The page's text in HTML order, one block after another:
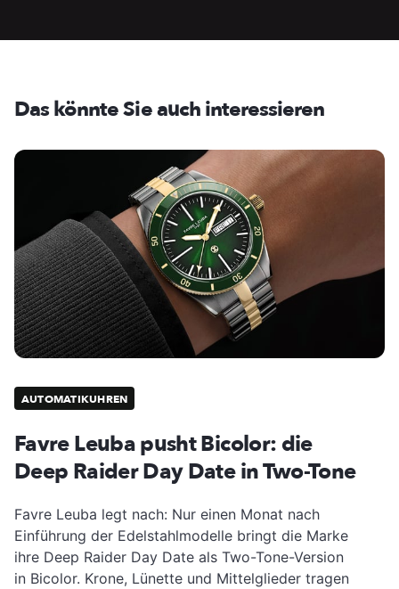
Das könnte Sie auch interessieren
AUTOMATIKUHREN
Favre Leuba pusht Bicolor: die
Deep Raider Day Date in Two-Tone
Favre Leuba legt nach: Nur einen Monat nach
Einführung der Edelstahlmodelle bringt die Marke
ihre Deep Raider Day Date als Two-Tone-Version
in Bicolor. Krone, Lünette und Mittelglieder tragen